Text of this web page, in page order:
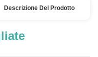
Descrizione Del Prodotto